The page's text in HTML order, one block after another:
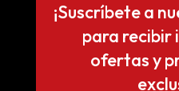
¡Suscríbete a
para recibir
ofertas y